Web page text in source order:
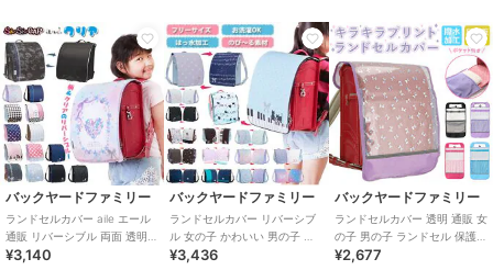
バックヤードファミリー
ランドセルカバー aile エール
通販 リバーシブル 両面 透明
クリア 女の子 男の子 雨 雪
¥3,140
バックヤードファミリー
ランドセルカバー リバーシブ
ル 女の子 かわいい 男の子 お
しゃれ aile エール 通販 両面
¥3,436
バックヤードファミリー
ランドセルカバー 透明 通販 女
の子 男の子 ランドセル 保護
反射材付き リフレクター かわ
¥2,677